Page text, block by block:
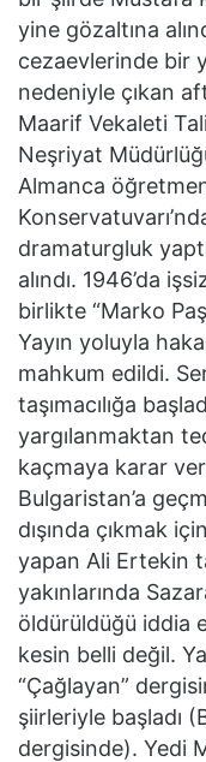
yine gözaltına
cezaevlerinde bir
nedeniyle çıkan
Maarif Vekaleti
Neşriyat
Almanca
dramaturgluk
alındı. 1946’da
birlikte “Marko
Yayın yoluyla
mahkum edildi.
taşımacılığa
yargılanmaktan
kaçmaya karar
Bulgaristan’a
dışında çıkmak
yapan Ali Ertekin
yakınlarında
öldürüldüğü iddia
kesin belli değil.
“Çağlayan”
şiirleriyle başladı
dergisinde). Yedi